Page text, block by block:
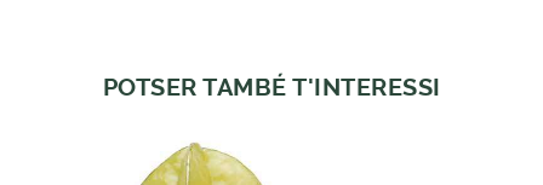
POTSER TAMBÉ T'INTERESSI